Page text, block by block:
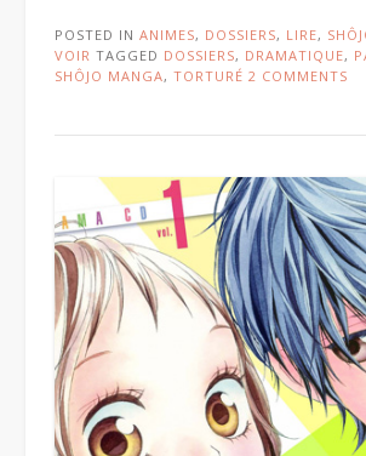
POSTED IN ANIMES, DOSSIERS, LIRE,
VOIR TAGGED DOSSIERS, DRAMATIQUE,
SHÔJO MANGA, TORTURÉ 2 COMMENTS